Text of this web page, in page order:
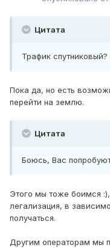
Цитата
Трафик спутниковый?
Пока да, но есть
перейти на землю.
Цитата
Боюсь, Вас
Этого мы тоже боимся
легализация, в
получаться.
Другим операторам мы